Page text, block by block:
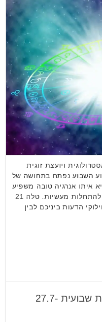
ויועצת זוגית
השבוע נפתח בתחושה של
איתו אנרגיה טובה משפיע
עליכם מטובו, כך שיש לכם כוח פיזי להתחלות מעשיות. טלה 21
חילוקי הדעות ביניכם לבין
הורוסקופ/אסטרולוגיה: תחזית שבועית 27.7-